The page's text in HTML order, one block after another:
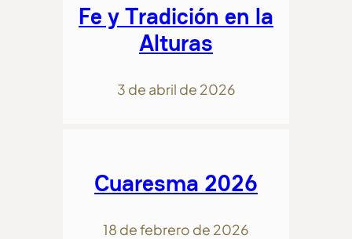
Fe y Tradición en la
Alturas
3 de abril de 2026
Cuaresma 2026
18 de febrero de 2026